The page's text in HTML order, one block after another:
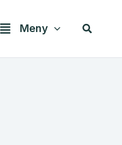
Meny Søk